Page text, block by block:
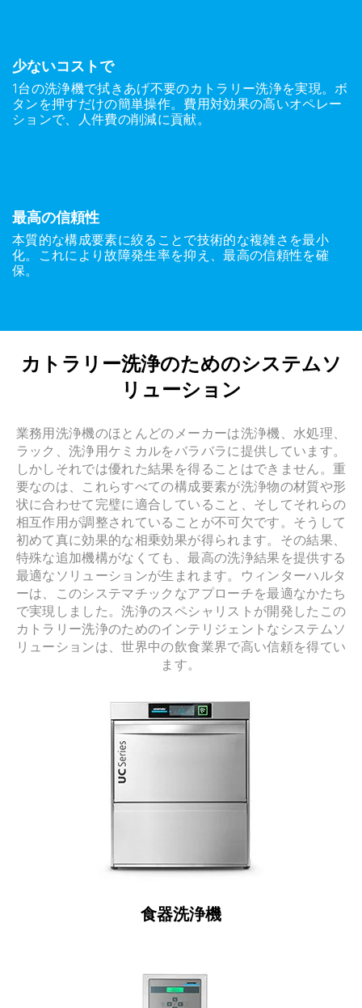
少ないコストで
1台の洗浄機で拭きあげ不要のカトラリー洗浄を実現。ボ
タンを押すだけの簡単操作。費用対効果の高いオペレー
ションで、人件費の削減に貢献。
最高の信頼性
本質的な構成要素に絞ることで技術的な複雑さを最小
化。これにより故障発生率を抑え、最高の信頼性を確
保。
カトラリー洗浄のためのシステムソ
リューション
業務用洗浄機のほとんどのメーカーは洗浄機、水処理、
ラック、洗浄用ケミカルをバラバラに提供しています。
しかしそれでは優れた結果を得ることはできません。重
要なのは、これらすべての構成要素が洗浄物の材質や形
状に合わせて完璧に適合していること、そしてそれらの
相互作用が調整されていることが不可欠です。そうして
初めて真に効果的な相乗効果が得られます。その結果、
特殊な追加機構がなくても、最高の洗浄結果を提供する
最適なソリューションが生まれます。ウィンターハルタ
ーは、このシステマチックなアプローチを最適なかたち
で実現しました。洗浄のスペシャリストが開発したこの
カトラリー洗浄のためのインテリジェントなシステムソ
リューションは、世界中の飲食業界で高い信頼を得てい
ます。
食器洗浄機